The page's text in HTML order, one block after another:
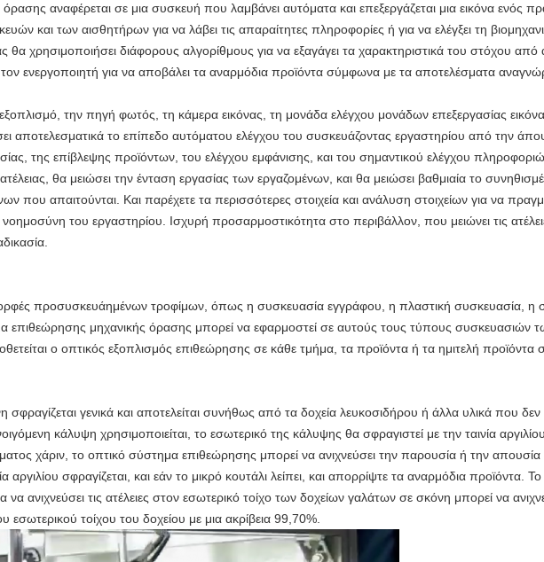
αναφέρεται σε μια συσκευή που λαμβάνει αυτόματα και επεξεργάζεται μια εικόνα ενός
και των αισθητήρων για να λάβει τις απαραίτητες πληροφορίες ή για να ελέγξει τη
χρησιμοποιήσει διάφορους αλγορίθμους για να εξαγάγει τα χαρακτηριστικά του στόχου από
τον ενεργοποιητή για να αποβάλει τα αναρμόδια προϊόντα σύμφωνα με τα αποτελέσματα
την πηγή φωτός, τη κάμερα εικόνας, τη μονάδα ελέγχου μονάδων επεξεργασίας
αποτελεσματικά το επίπεδο αυτόματου ελέγχου του συσκευάζοντας εργαστηρίου από την
της επίβλεψης προϊόντων, του ελέγχου εμφάνισης, και του σημαντικού ελέγχου
θα μειώσει την ένταση εργασίας των εργαζομένων, και θα μειώσει βαθμιαία το
που απαιτούνται. Και παρέχετε τα περισσότερες στοιχεία και ανάλυση στοιχείων για να
του εργαστηρίου. Ισχυρή προσαρμοστικότητα στο περιβάλλον, που μειώνει τις
προσυσκευάημένων τροφίμων, όπως η συσκευασία εγγράφου, η πλαστική συσκευασία, η
επιθεώρησης μηχανικής όρασης μπορεί να εφαρμοστεί σε αυτούς τους τύπους συσκευασιών
ο οπτικός εξοπλισμός επιθεώρησης σε κάθε τμήμα, τα προϊόντα ή τα ημιτελή προϊόντα
γενικά και αποτελείται συνήθως από τα δοχεία λευκοσιδήρου ή άλλα υλικά που
κάλυψη χρησιμοποιείται, το εσωτερικό της κάλυψης θα σφραγιστεί με την ταινία
χάριν, το οπτικό σύστημα επιθεώρησης μπορεί να ανιχνεύσει την παρουσία ή την απουσία
αργιλίου σφραγίζεται, και εάν το μικρό κουτάλι λείπει, και απορρίψτε τα αναρμόδια προϊόντα.
να ανιχνεύσει τις ατέλειες στον εσωτερικό τοίχο των δοχείων γαλάτων σε σκόνη μπορεί να
τοίχου του δοχείου με μια ακρίβεια 99,70%.